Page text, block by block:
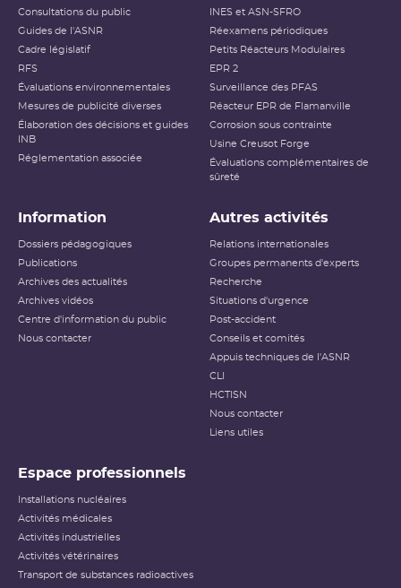
Consultations du public
Guides de l'ASNR
Cadre législatif
RFS
Évaluations environnementales
Mesures de publicité diverses
Élaboration des décisions et guides
INB
Réglementation associée
INES et ASN-SFRO
Réexamens périodiques
Petits Réacteurs Modulaires
EPR 2
Surveillance des PFAS
Réacteur EPR de Flamanville
Corrosion sous contrainte
Usine Creusot Forge
Évaluations complémentaires de
sûreté
Information
Dossiers pédagogiques
Publications
Archives des actualités
Archives vidéos
Centre d'information du public
Nous contacter
Autres activités
Relations internationales
Groupes permanents d'experts
Recherche
Situations d'urgence
Post-accident
Conseils et comités
Appuis techniques de l'ASNR
CLI
HCTISN
Nous contacter
Liens utiles
Espace professionnels
Installations nucléaires
Activités médicales
Activités industrielles
Activités vétérinaires
Transport de substances radioactives